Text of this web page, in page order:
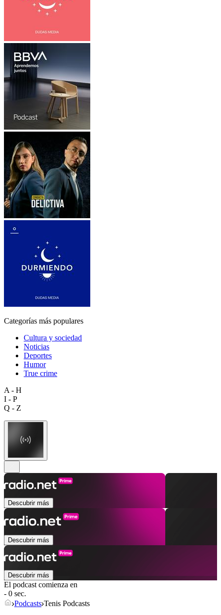
Categorías más populares
Cultura y sociedad
Noticias
Deportes
Humor
True crime
A - H
I - P
Q - Z
Descubrir más
Descubrir más
Descubrir más
El podcast comienza en
- 0 sec.
Podcasts Tenis Podcasts